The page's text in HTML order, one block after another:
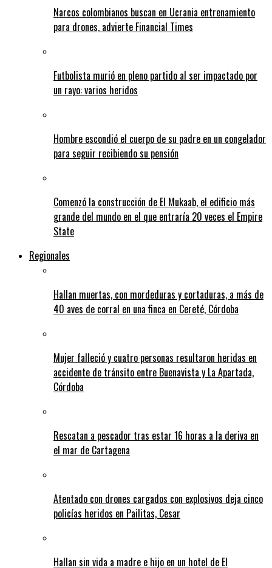
Narcos colombianos buscan en Ucrania entrenamiento
para drones, advierte Financial Times
Futbolista murió en pleno partido al ser impactado por
un rayo: varios heridos
Hombre escondió el cuerpo de su padre en un congelador
para seguir recibiendo su pensión
Comenzó la construcción de El Mukaab, el edificio más
grande del mundo en el que entraría 20 veces el Empire
State
Regionales
Hallan muertas, con mordeduras y cortaduras, a más de
40 aves de corral en una finca en Cereté, Córdoba
Mujer falleció y cuatro personas resultaron heridas en
accidente de tránsito entre Buenavista y La Apartada,
Córdoba
Rescatan a pescador tras estar 16 horas a la deriva en
el mar de Cartagena
Atentado con drones cargados con explosivos deja cinco
policías heridos en Pailitas, Cesar
Hallan sin vida a madre e hijo en un hotel de El